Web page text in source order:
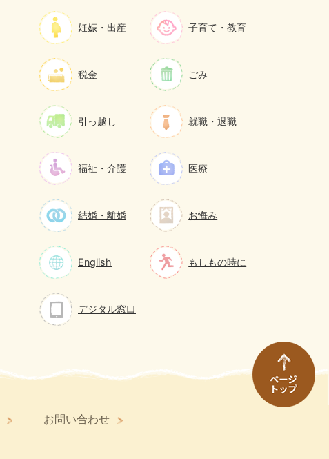
妊娠・出産 子育て・教育
税金 ごみ
引っ越し 就職・退職
福祉・介護 医療
結婚・離婚 お悔み
English もしもの時に
デジタル窓口
お問い合わせ